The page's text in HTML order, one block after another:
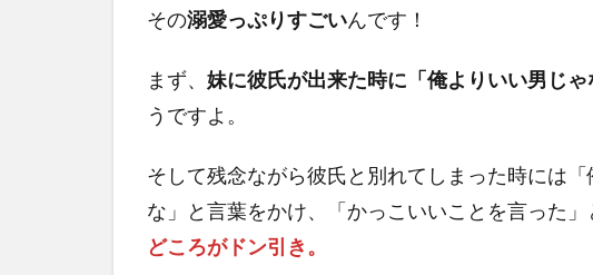
その溺愛っぷりすごいんです！
まず、 妹に彼氏が出来た時に「俺よりいい男じ
うですよ。
そして残念ながら彼氏と別れてしまった時には
な」と言葉をかけ、「かっこいいことを言った」
どころがドン引き。